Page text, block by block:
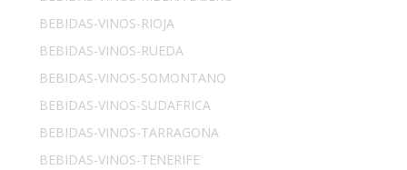
BEBIDAS-VINOS-RIOJA
BEBIDAS-VINOS-RUEDA
BEBIDAS-VINOS-SOMONTANO
BEBIDAS-VINOS-SUDAFRICA
BEBIDAS-VINOS-TARRAGONA
BEBIDAS-VINOS-TENERIFE